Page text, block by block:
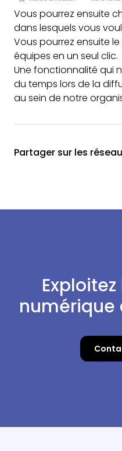
Vous pourrez ensuite
dans lesquels vous
Vous pourrez ensuite
équipes en un seul clic.
Une fonctionnalité qui
du temps lors de la
au sein de notre
Partager sur les
numérique